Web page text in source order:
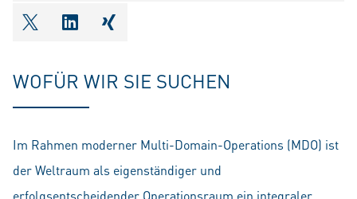
shareOntwitter
shareOnlinkedIn
shareOnxing
WOFÜR WIR SIE SUCHEN
Im Rahmen moderner Multi-Domain-Operations (MDO) ist
der Weltraum als eigenständiger und
erfolgsentscheidender Operationsraum ein integraler